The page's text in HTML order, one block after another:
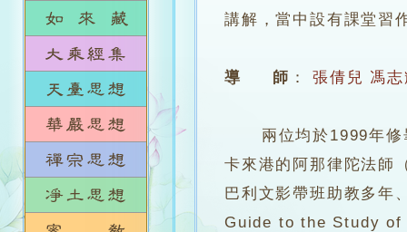
講解，當中設有課堂習
導 師 ： 張倩兒 馮
兩位均於1999年修畢
卡來港的阿那律陀法師
巴利文影帶班助教多年
Guide to the Study of